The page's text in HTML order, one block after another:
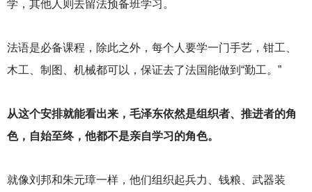
学，其他人则去留法预备班学习。
法语是必备课程，除此之外，每个人要学一门手艺，钳工、
木工、制图、机械都可以，保证去了法国能做到“勤工。”
从这个安排就能看出来，毛泽东依然是组织者、推进者的角
色，自始至终，他都不是亲自学习的角色。
就像刘邦和朱元璋一样，他们组织起兵力、钱粮、武器装